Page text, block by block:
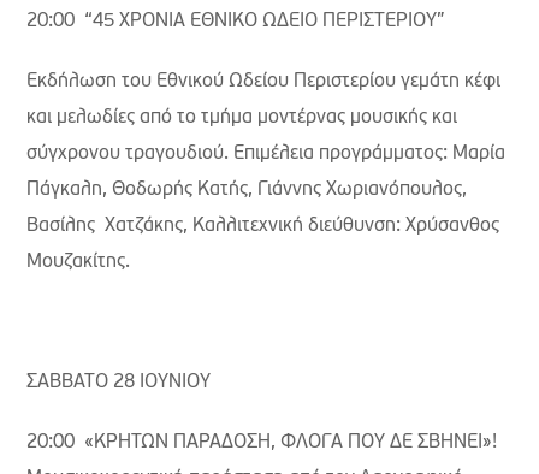
20:00 “45 ΧΡΟΝΙΑ ΕΘΝΙΚΟ ΩΔΕΙΟ ΠΕΡΙΣΤΕΡΙΟΥ”
Εκδήλωση του Εθνικού Ωδείου Περιστερίου γεμάτη κέφι
και μελωδίες από το τμήμα μοντέρνας μουσικής και
σύγχρονου τραγουδιού. Επιμέλεια προγράμματος: Μαρία
Πάγκαλη, Θοδωρής Κατής, Γιάννης Χωριανόπουλος,
Βασίλης Χατζάκης, Καλλιτεχνική διεύθυνση: Χρύσανθος
Μουζακίτης.
ΣΑΒΒΑΤΟ 28 ΙΟΥΝΙΟΥ
20:00 «ΚΡΗΤΩΝ ΠΑΡΑΔΟΣΗ, ΦΛΟΓΑ ΠΟΥ ΔΕ ΣΒΗΝΕΙ»!